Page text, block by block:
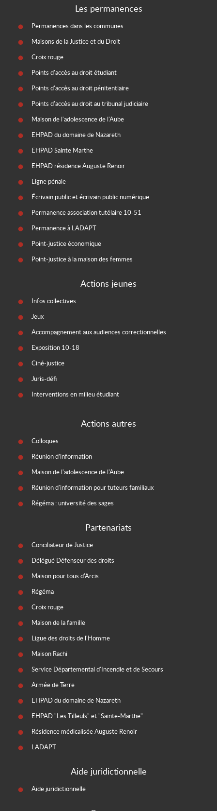
Les permanences
Permanences dans les communes
Maisons de la Justice et du Droit
Croix rouge
Points d'accès au droit étudiant
Points d'accès au droit pénitentiaire
Points d'accès au droit au tribunal judiciaire
Maison de l'adolescence de l'Aube
EHPAD du domaine de Nazareth
EHPAD Sainte Marthe
EHPAD résidence Auguste Renoir
Ligne pénale
Écrivain public et écrivain public numérique
Permanence association tutélaire 10-51
Permanence à LADAPT
Point-justice économique
Point-justice à la maison des femmes
Actions jeunes
Infos collectives
Jeux
Accompagnement aux audiences correctionnelles
Exposition 10-18
Ciné-justice
Juris-défi
Interventions en milieu étudiant
Actions autres
Colloques
Réunion d’information
Maison de l'adolescence de l'Aube
Réunion d'information pour tuteurs familiaux
Régéma : université des sages
Partenariats
Conciliateur de Justice
Délégué Défenseur des droits
Maison pour tous d'Arcis
Régéma
Croix rouge
Maison de la famille
Ligue des droits de l'Homme
Maison Rachi
Service Départemental d'Incendie et de Secours
Armée de Terre
EHPAD du domaine de Nazareth
EHPAD "Les Tilleuls" et "Sainte-Marthe"
Résidence médicalisée Auguste Renoir
LADAPT
Aide juridictionnelle
Aide juridictionnelle